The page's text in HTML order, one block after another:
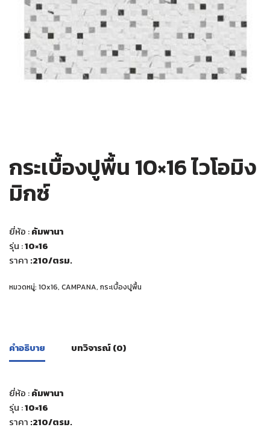
กระเบื้องปูพื้น 10×16 ไวโอมิง
มิกซ์
ยี่ห้อ :คัมพานา
รุ่น :10×16
ราคา :210/ตรม.
หมวดหมู่: 10x16, CAMPANA, กระเบื้องปูพื้น
คำอธิบาย บทวิจารณ์ (0)
ยี่ห้อ :คัมพานา
รุ่น :10×16
ราคา :210/ตรม.